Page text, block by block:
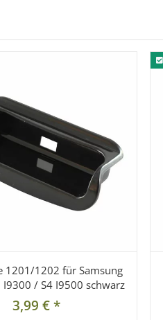
1201/1202 für Samsung
I9300 / S4 I9500 schwarz
3,99 €*